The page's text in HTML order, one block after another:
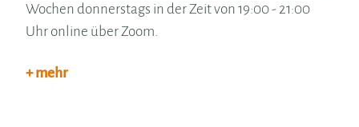
Wochen donnerstags in der Zeit von 19:00 - 21:00
Uhr online über Zoom.
+ mehr